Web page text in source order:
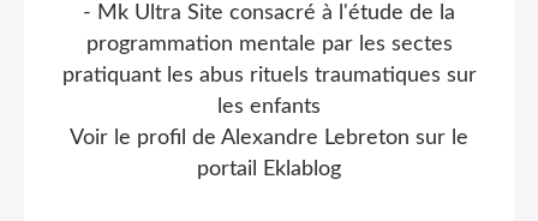
- Mk Ultra Site consacré à l'étude de la
programmation mentale par les sectes
pratiquant les abus rituels traumatiques sur
les enfants
Voir le profil de Alexandre Lebreton sur le
portail Eklablog